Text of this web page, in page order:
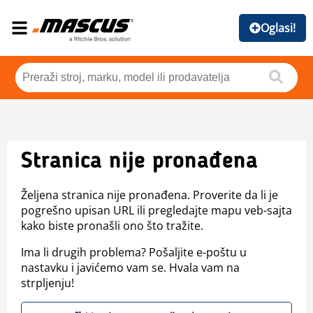
Oglasi!
Stranica nije pronađena
Željena stranica nije pronađena. Proverite da li je
pogrešno upisan URL ili pregledajte mapu veb-sajta
kako biste pronašli ono što tražite.
Ima li drugih problema? Pošaljite e-poštu u
nastavku i javićemo vam se. Hvala vam na
strpljenju!